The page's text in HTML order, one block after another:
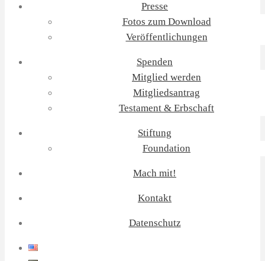
Presse
Fotos zum Download
Veröffentlichungen
Spenden
Mitglied werden
Mitgliedsantrag
Testament & Erbschaft
Stiftung
Foundation
Mach mit!
Kontakt
Datenschutz